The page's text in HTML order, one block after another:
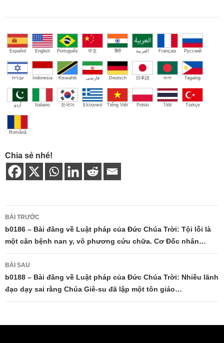
Español English Português 中文 हिंदी العربية Français Русский
עברית Indonesia Kiswahili فارسی Deutsch 日本語 বাংলা Tagalog
اُردو Italiano 한국어 Ελληνικά Tiếng Việt Polski ไทย Türkçe
Română
Chia sẻ nhé!
Điều
hướng
bài
viết
BÀI TRƯỚC
b0186 – Bài đăng về Luật pháp của Đức Chúa Trời: Tội lỗi là
một căn bệnh nan y, vô phương cứu chữa. Cơ Đốc nhân…
BÀI SAU
b0188 – Bài đăng về Luật pháp của Đức Chúa Trời: Nhiều lãnh
đạo dạy sai rằng Chúa Giê-su đã lập một tôn giáo…